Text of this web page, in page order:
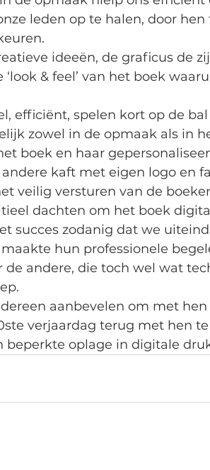
leden op te halen, door
ideeën, de graficus de
‘look & feel’ van het boek
efficiënt, spelen kort op de
zowel in de opmaak als in
boek en haar
kaft met eigen logo en
veilig versturen van de
dachten om het boek
succes zodanig dat we
hun professionele
de andere, die toch wel wat
aanbevelen om met
verjaardag terug met hen
beperkte oplage in digitale